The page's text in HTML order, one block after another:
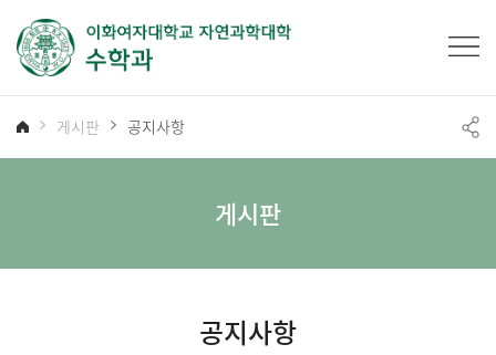
게시판 공지사항
게시판
공지사항